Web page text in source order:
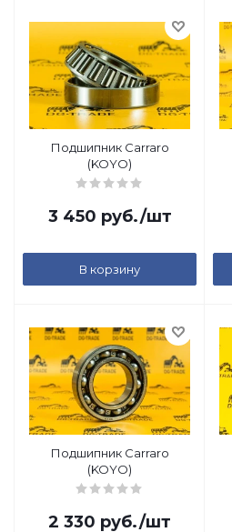
Подшипник Carraro
(KOYO)
3 450 руб./шт
В корзину
Подшипник Carraro
(KOYO)
2 330 руб./шт